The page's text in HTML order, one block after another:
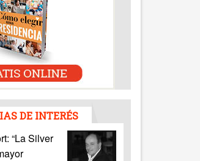
DE INTERÉS
“La Silver